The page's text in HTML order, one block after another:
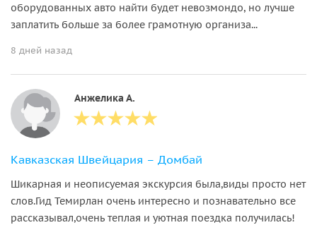
оборудованных авто найти будет невозмондо, но лучше
заплатить больше за более грамотную организа...
8 дней назад
Анжелика А.
Кавказская Швейцария – Домбай
Шикарная и неописуемая экскурсия была,виды просто нет
слов.Гид Темирлан очень интересно и познавательно все
рассказывал,очень теплая и уютная поездка получилась!